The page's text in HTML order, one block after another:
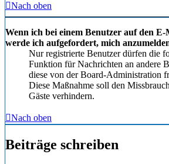
Nach oben
Wenn ich bei einem Benutzer auf den
werde ich aufgefordert, mich
Nur registrierte Benutzer dürfen die
Funktion für Nachrichten an andere
diese von der Board-Administration
Diese Maßnahme soll den
Gäste verhindern.
Nach oben
Beiträge schreiben